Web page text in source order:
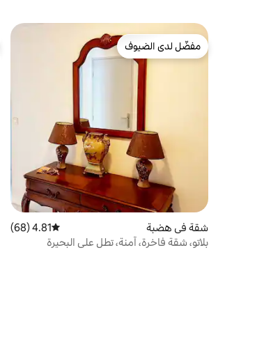
مفضّل لدى الضيوف
مفضّل لدى الضيوف
شقة في هضبة متوسط التقييم 4.81 من 5، 68 مراجعات
4.81 (68)
بلاتو، شقة فاخرة، آمنة، تطل على البحيرة